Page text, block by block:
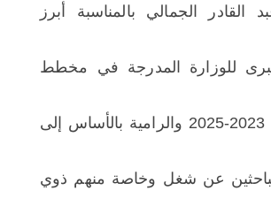
الجمالي بالمناسبة أبرز
للوزارة المدرجة في مخطط
التنمية للفترة 2023-2025 والرامية بالأساس إلى
عن شغل وخاصة منهم ذوي